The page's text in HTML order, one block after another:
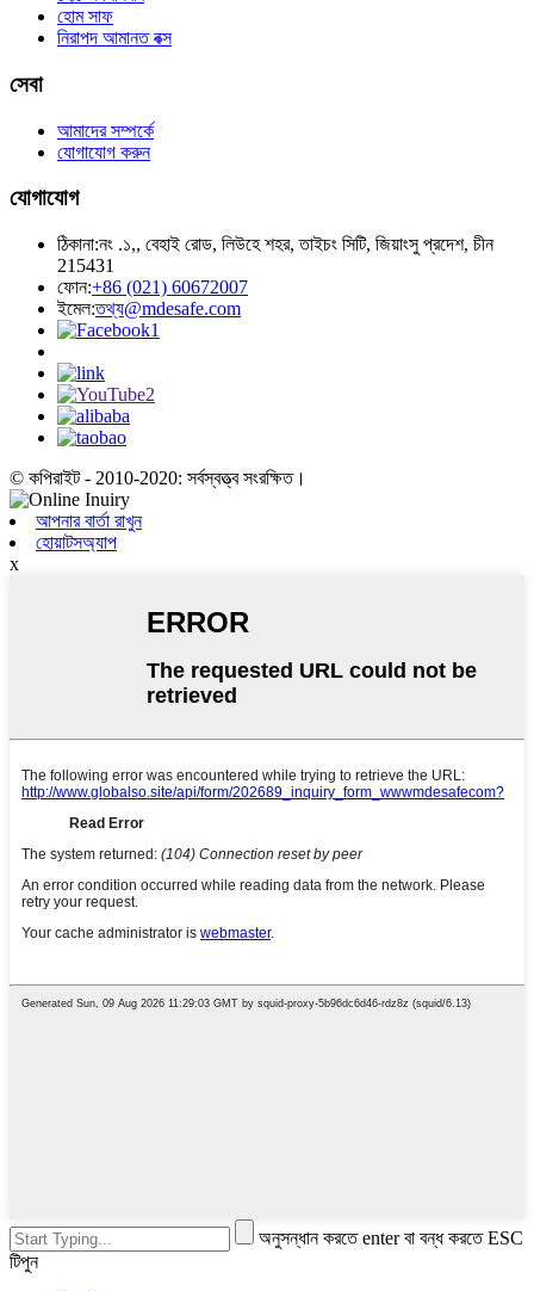
হোম সাফ
নিরাপদ আমানত বক্স
সেবা
আমাদের সম্পর্কে
যোগাযোগ করুন
যোগাযোগ
ঠিকানা:নং .১,, বেহাই রোড, লিউহে শহর, তাইচং সিটি, জিয়াংসু প্রদেশ, চীন
215431
ফোন:+86 (021) 60672007
ইমেল:তথ্য@mdesafe.com
© কপিরাইট - 2010-2020: সর্বস্বত্ত্ব সংরক্ষিত।
আপনার বার্তা রাখুন
হোয়াটসঅ্যাপ
x
অনুসন্ধান করতে enter বা বন্ধ করতে ESC
টিপুন